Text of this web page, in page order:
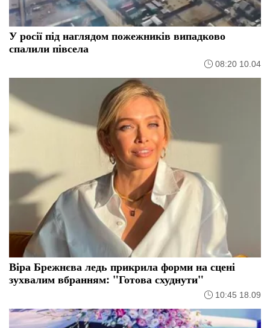
У росії під наглядом пожежників випадково
спалили півсела
08:20 10.04
Віра Брежнєва ледь прикрила форми на сцені
зухвалим вбранням: "Готова схуднути"
10:45 18.09